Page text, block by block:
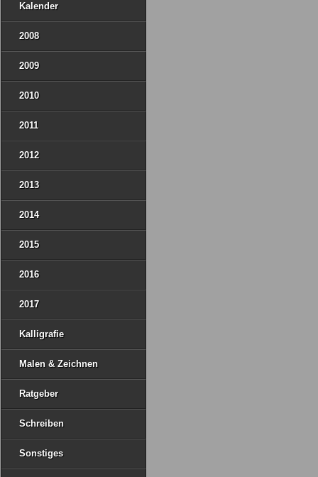
Kalender
2008
2009
2010
2011
2012
2013
2014
2015
2016
2017
Kalligrafie
Malen & Zeichnen
Ratgeber
Schreiben
Sonstiges